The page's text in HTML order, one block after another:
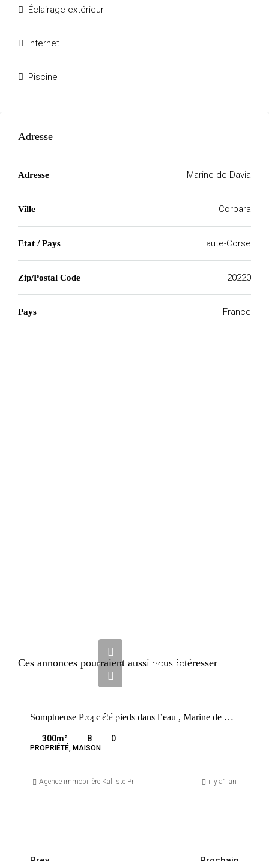
Éclairage extérieur
Internet
Piscine
Adresse
Adresse Marine de Davia
Ville Corbara
Etat / Pays Haute-Corse
Zip/Postal Code 20220
Pays France
Ces annonces pourraient aussi vous intéresser
CORBARA
Prix sur
Somptueuse Propriété pieds dans l’eau , Marine de DAVIA
300m² 8 0
PROPRIÉTÉ, MAISON
Agence immobilière Kalliste Properties il y a1 an